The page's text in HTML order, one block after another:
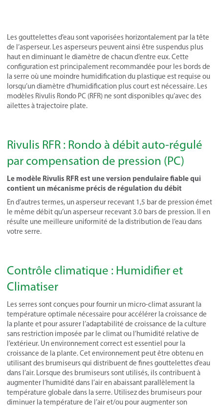
Les gouttelettes d’eau sont vaporisées horizontalement par la tête
de l’asperseur. Les asperseurs peuvent ainsi être suspendus plus
haut en diminuant le diamètre de chacun d’entre eux. Cette
configuration est principalement recommandée pour les bords de
la serre où une moindre humidification du plastique est requise ou
lorsqu’un diamètre d’humidification plus court est nécessaire. Les
modèles Rivulis Rondo PC (RFR) ne sont disponibles qu’avec des
ailettes à trajectoire plate.
Rivulis RFR : Rondo à débit auto-régulé
par compensation de pression (PC)
Le modèle Rivulis RFR est une version pendulaire fiable qui
contient un mécanisme précis de régulation du débit
En d’autres termes, un asperseur recevant 1,5 bar de pression émet
le même débit qu’un asperseur recevant 3.0 bars de pression. Il en
résulte une meilleure uniformité de la distribution de l’eau dans
votre serre.
Contrôle climatique : Humidifier et
Climatiser
Les serres sont conçues pour fournir un micro-climat assurant la
température optimale nécessaire pour accélérer la croissance de
la plante et pour assurer l’adaptabilité de croissance de la culture
sans restriction imposée par le climat ou l’humidité relative de
l’extérieur. Un environnement correct est essentiel pour la
croissance de la plante. Cet environnement peut être obtenu en
utilisant des brumiseurs qui distribuent de fines gouttelettes d’eau
dans l’air. Lorsque des brumiseurs sont utilisés, ils contribuent à
augmenter l’humidité dans l’air en abaissant parallèlement la
température globale dans la serre. Utilisez des brumiseurs pour
diminuer la température de l’air et/ou pour augmenter son